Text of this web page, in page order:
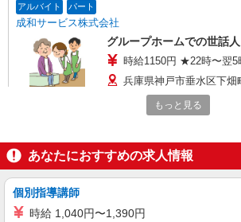
アルバイト パート
成和サービス株式会社
グループホームでの世話人
時給1150円 ★22時〜翌5
兵庫県神戸市垂水区下畑
派遣社員
株式会社メディカル・ワンアップ
時給：1,300円〜 ※資格
もっと見る
あなたにおすすめの求人情報
個別指導講師
時給 1,040円〜1,390円